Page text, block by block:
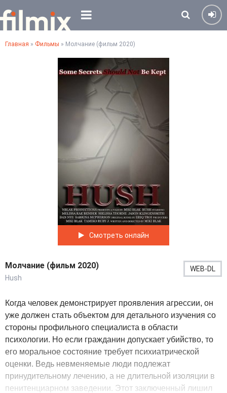
Главная » Фильмы » Молчание (фильм 2020)
Смотреть онлайн
Молчание (фильм 2020)
Hush
WEB-DL
Когда человек демонстрирует проявления агрессии, он
уже должен стать объектом для детального изучения со
стороны профильного специалиста в области
психологии. Но если гражданин допускает убийство, то
его моральное состояние требует психиатрической
оценки. Ведь невменяемые люди подлежат
принудительному лечению, а не длительной изоляции в
пенитенциарном заведении. Этот заключенный лишил